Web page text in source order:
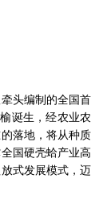
头编制的全国首
诞生，经农业农
落地，将从种质
国硬壳蛤产业高
式发展模式，迈